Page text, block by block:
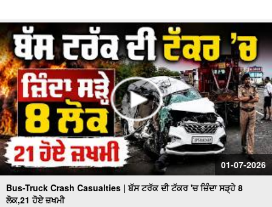
01-07-2026
Bus-Truck Crash Casualties | ਬੱਸ ਟਰੱਕ ਦੀ ਟੱਕਰ 'ਚ ਜ਼ਿੰਦਾ ਸੜ੍ਹੇ 8
ਲੋਕ,21 ਹੋਏ ਜ਼ਖਮੀ